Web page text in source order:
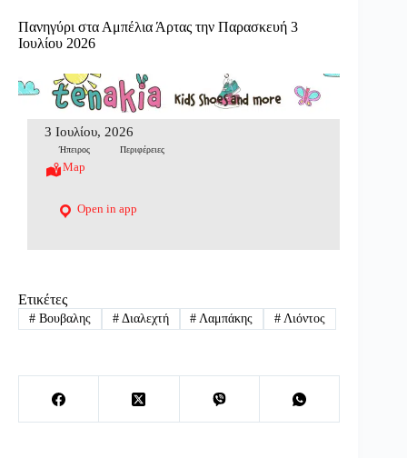
Πανηγύρι στα Αμπέλια Άρτας την Παρασκευή 3
Ιουλίου 2026
3 Ιουλίου, 2026
Ήπειρος Περιφέρειες
Map
Open in app
Ετικέτες
#Βουβαλης #Διαλεχτή # Λαμπάκης # Λιόντος